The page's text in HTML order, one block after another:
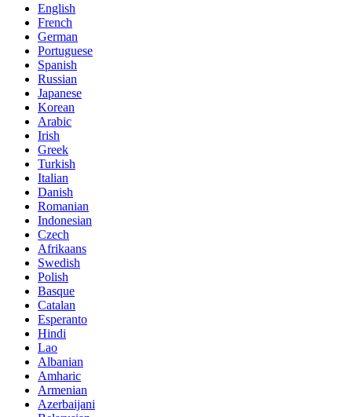
English
French
German
Portuguese
Spanish
Russian
Japanese
Korean
Arabic
Irish
Greek
Turkish
Italian
Danish
Romanian
Indonesian
Czech
Afrikaans
Swedish
Polish
Basque
Catalan
Esperanto
Hindi
Lao
Albanian
Amharic
Armenian
Azerbaijani